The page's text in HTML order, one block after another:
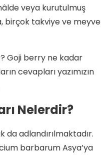
veya kurutulmuş
birçok takviye ve meyve
Goji berry ne kadar
cevapları yazımızın
Nelerdir?
adlandırılmaktadır.
barbarum Asya’ya